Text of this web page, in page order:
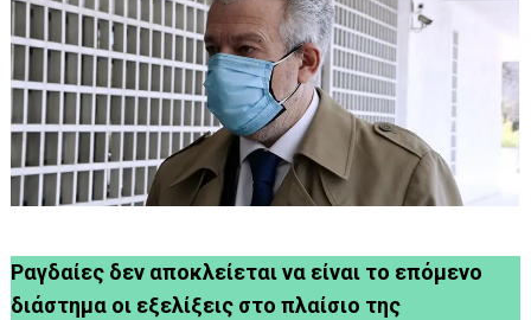
Ραγδαίες δεν αποκλείεται να είναι το επόμενο
διάστημα οι εξελίξεις στο πλαίσιο της